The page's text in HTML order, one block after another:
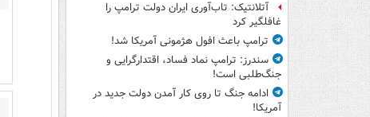
آتلانتیک: تاب‌آوری ایران دولت ترامپ را
غافلگیر کرد
ترامپ باعث افول هژمونی آمریکا شد!
سندرز: ترامپ نماد فساد، اقتدارگرایی و
جنگ‌طلبی است!
ادامه جنگ تا روی کار آمدن دولت جدید در
آمریکا!